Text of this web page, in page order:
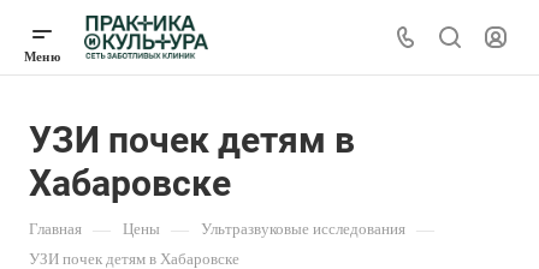
УЗИ почек детям в
Хабаровске
Главная — Цены — Ультразвуковые исследования —
УЗИ почек детям в Хабаровске